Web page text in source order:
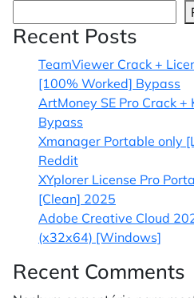
Recent Posts
TeamViewer Crack +
[100% Worked] Bypass
ArtMoney SE Pro Crack +
Bypass
Xmanager Portable only
Reddit
XYplorer License Pro
[Clean] 2025
Adobe Creative Cloud
(x32x64) [Windows]
Recent Comments